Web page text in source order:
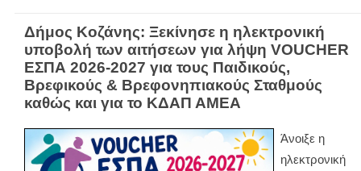
Δήμος Κοζάνης: Ξεκίνησε η ηλεκτρονική
υποβολή των αιτήσεων για λήψη VOUCHER
ΕΣΠΑ 2026-2027 για τους Παιδικούς,
Βρεφικούς & Βρεφονηπιακούς Σταθμούς
καθώς και για το ΚΔΑΠ ΑΜΕΑ
Άνοιξε η
ηλεκτρονική